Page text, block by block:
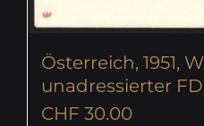
Österreich, 1951,
unadressierter
CHF 30.00